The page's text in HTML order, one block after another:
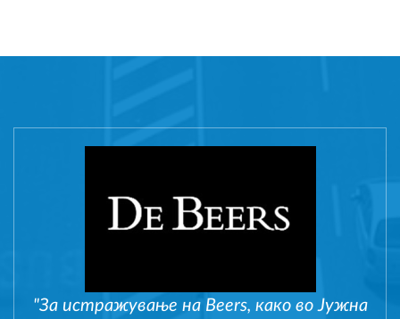
"За истражување на Beers, како во Јужна